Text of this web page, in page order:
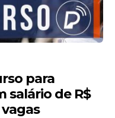
para
salário de R$